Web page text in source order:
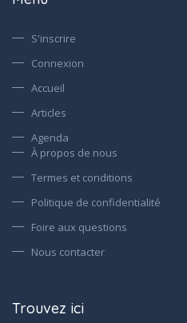
S'inscrire
Connexion
Accueil
Articles
Agenda
À propos de nous
Termes et conditions
Politique de confidentialité
Foire aux questions
Nous contacter
Trouvez ici